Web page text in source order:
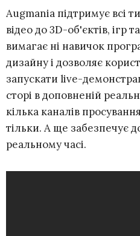
Augmania підтримує всі
відео до 3D-об'єктів, ігр
вимагає ні навичок
дизайну і дозволяє
запускати live-
сторі в доповненій
кілька каналів
тільки. А ще забезпечує
реальному часі.